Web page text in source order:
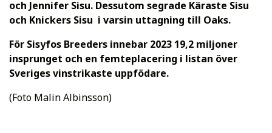
och Jennifer Sisu. Dessutom segrade Käraste Sisu
och Knickers Sisu i varsin uttagning till Oaks.
För Sisyfos Breeders innebar 2023 19,2 miljoner
insprunget och en femteplacering i listan över
Sveriges vinstrikaste uppfödare.
(Foto Malin Albinsson)